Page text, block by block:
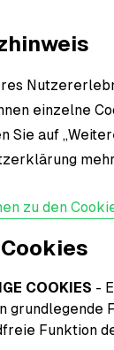
einzelne
Sie auf
zu den
COOKIES -
grundlegende
Funktion